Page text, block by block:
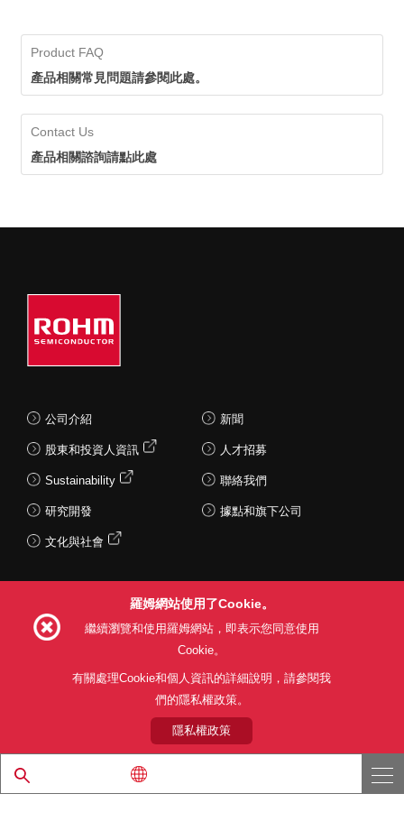
Product FAQ
產品相關常見問題請參閱此處。
Contact Us
產品相關諮詢請點此處
公司介紹
股東和投資人資訊
Sustainability
研究開發
文化與社會
新聞
人才招募
聯絡我們
據點和旗下公司
利用目的 隱私權政策
關於本公司產品銷售之標準條款(PDF)
© 1997 - 2026 ROHM CO., LTD. ALL RIGHTS RESERVED.
羅姆網站使用了Cookie。
繼續瀏覽和使用羅姆網站，即表示您同意使用
Cookie。
有關處理Cookie和個人資訊的詳細說明，請參閱我
們的隱私權政策。
隱私權政策